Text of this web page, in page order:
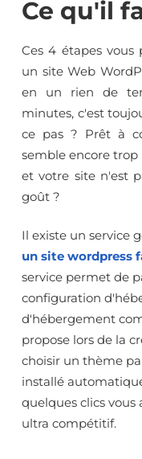
Ce qu'il
Ces 4 étapes
un site Web
en un rien de
minutes, c'est
ce pas ? Prêt à
semble encore trop
et votre site n'est
goût ?
Il existe un service
un site wordpress
service permet de
configuration
d'hébergement
propose lors de la
choisir un thème
installé
quelques clics vous
ultra compétitif.